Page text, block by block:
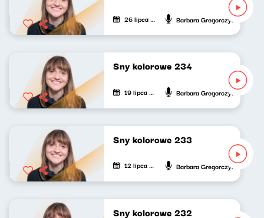
26 lipca 2025 Barbara Gregorczyk
Sny kolorowe 234
19 lipca 2025 Barbara Gregorczyk
Sny kolorowe 233
12 lipca 2025 Barbara Gregorczyk
Sny kolorowe 232